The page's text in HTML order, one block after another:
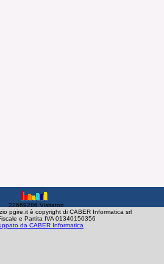
22669286 Visitatori
pgire.it è copyright di CABER Informatica srl
e Partita IVA 01340150356
da CABER Informatica